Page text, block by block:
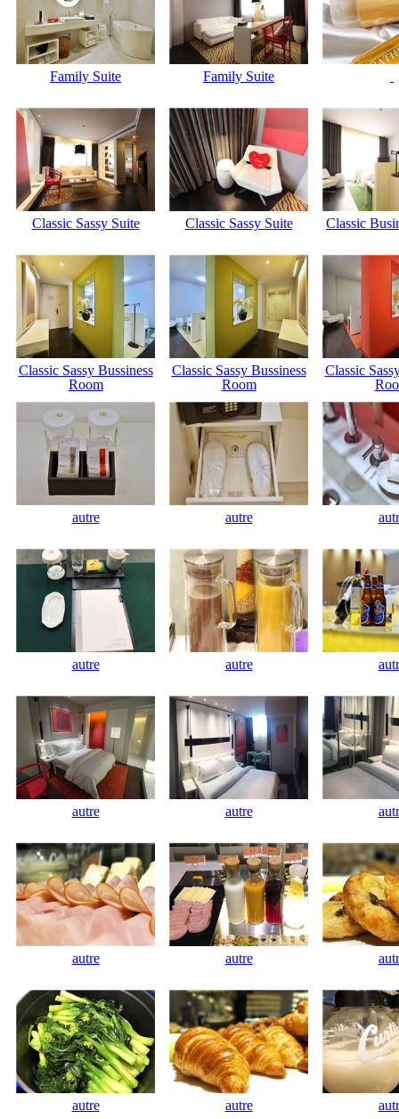
Family Suite Family Suite
Classic Sassy Suite Classic Sassy Suite Classic
Classic Sassy Bussiness
Room
Classic Sassy Bussiness
Room
Classic
autre autre
autre autre
autre autre
autre autre
autre autre